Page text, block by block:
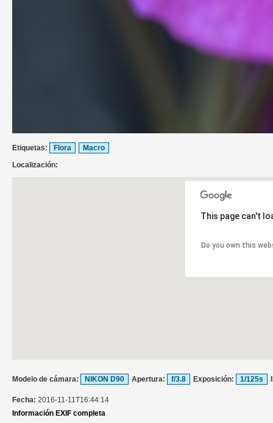
Etiquetas: Flora
Macro
Localización:
This page can't
Do you own this
Modelo de cámara: NIKON D90 Apertura: f/3.8 Exposición: 1/125s
Fecha: 2016-11-11T16:44:14
Información EXIF completa